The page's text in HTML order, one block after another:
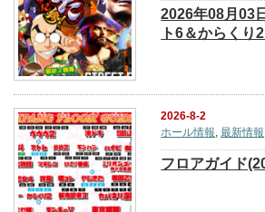
2026年08月03
ト6＆からくり
2026-8-2
ホール情報,最新情報
フロアガイド